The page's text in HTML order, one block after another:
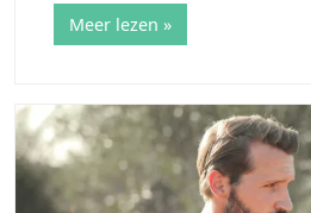
Meer lezen »